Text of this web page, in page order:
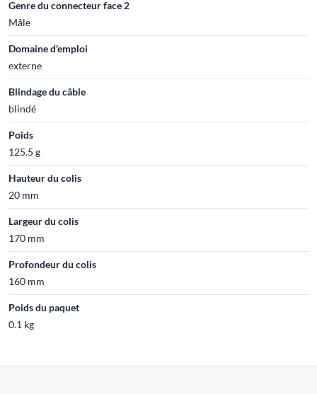
Genre du connecteur face 2
Mâle
Domaine d'emploi
externe
Blindage du câble
blindé
Poids
125.5 g
Hauteur du colis
20 mm
Largeur du colis
170 mm
Profondeur du colis
160 mm
Poids du paquet
0.1 kg